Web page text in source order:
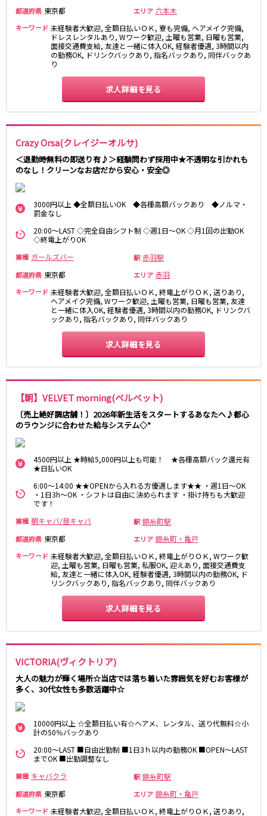
都道府県 東京都 エリア 六本木
キーワード 未経験者大歓迎, 全額日払いＯＫ, 寮も完備, ヘアメイク完備,
ドレスレンタルあり, Wワーク歓迎, 土曜も営業, 日曜も営業,
面接交通費支給, 友達と一緒に体入OK, 経験者優遇, 3時間以内
の勤務OK, ドリンクバックあり, 指名バックあり, 同伴バックあ
り
求人詳細を見る
Crazy Orsa(クレイジーオルサ)
＜退勤時無料の即送り有♪＞経験問わず採用中★不透明な引かれも
のなし！クリーンなお店だから安心・安全◎
3000円以上 ◆全額日払いOK ◆各種高額バックあり ◆ノルマ・
罰金なし
20:00～LAST ◇完全自由シフト制 ◇週1日～OK ◇月1回の出勤OK
◇終電上がりOK
業種 ガールズバー 駅 赤羽駅
都道府県 東京都 エリア 赤羽
キーワード 未経験者大歓迎, 全額日払いＯＫ, 終電上がりＯＫ, 送りあり,
ヘアメイク完備, Wワーク歓迎, 土曜も営業, 日曜も営業, 友達
と一緒に体入OK, 経験者優遇, 3時間以内の勤務OK, ドリンクバ
ックあり, 指名バックあり, 同伴バックあり
求人詳細を見る
【朝】VELVET morning(ベルベット)
〔売上絶好調店舗！〕2026年新生活をスタートするあなたへ♪都心
のラウンジに合わせた給与システム◇*
4500円以上 ★時給5,000円以上も可能！ ★各種高額バック還元有
★日払いOK
6:00～14:00 ★★OPENから入れる方優遇します★★ ・週1日～OK
・1日3h～OK ・シフトは自由に決められます ・掛け持ちも大歓迎
です！
業種 朝キャバ/昼キャバ 駅 錦糸町駅
都道府県 東京都 エリア 錦糸町・亀戸
キーワード 未経験者大歓迎, 全額日払いＯＫ, 終電上がりＯＫ, Wワーク歓
迎, 土曜も営業, 日曜も営業, 私服OK, 迎えあり, 面接交通費支
給, 友達と一緒に体入OK, 経験者優遇, 3時間以内の勤務OK, ド
リンクバックあり, 指名バックあり, 同伴バックあり
求人詳細を見る
VICTORIA(ヴィクトリア)
大人の魅力が輝く場所☆当店では落ち着いた雰囲気を好むお客様が
多く、30代女性も多数活躍中☆
10000円以上 ☆全額日払い有☆ヘアメ、レンタル、送り代無料☆小
計の50％バックあり
20:00～LAST ■自由出勤制 ■1日3ｈ以内の勤務OK ■OPEN～LAST
までOK ■出勤調整なし
業種 キャバクラ 駅 錦糸町駅
都道府県 東京都 エリア 錦糸町・亀戸
キーワード 未経験者大歓迎, 全額日払いＯＫ, 終電上がりＯＫ, 送りあり,
海老名駅
JR東海道本線
新橋駅
川崎駅
大船駅
大磯駅
東急東横線
自由が丘駅
代官山駅
新丸子駅
学芸大学駅
綱島駅
元住吉駅
日吉駅
菊名駅
東急目黒線
武蔵小杉駅
新丸子駅
JR常磐線(上野～取手)
上野駅
柏駅
北千住駅
松戸駅
綾瀬駅
日暮里駅
金町駅
北松戸駅
馬橋駅
東京メトロ千代田線
北千住駅
赤坂駅
湯島駅
綾瀬駅
町屋駅
西日暮里駅
表参道駅
乃木坂駅
小川町駅
瑞江駅
一之江駅
船堀駅
菊川駅
つくばエクスプレス
秋葉原駅
北千住駅
つくば駅
浅草駅
守谷駅
三郷中央駅
八潮駅